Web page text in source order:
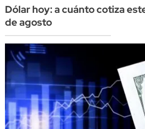
Dólar hoy: a cuánto cotiza
de agosto